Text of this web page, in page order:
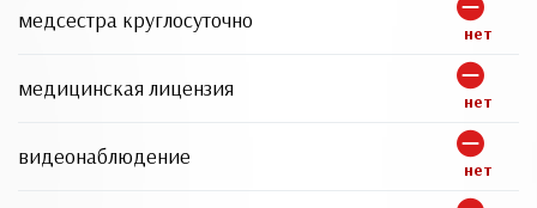
медсестра круглосуточно нет
медицинская лицензия нет
видеонаблюдение нет